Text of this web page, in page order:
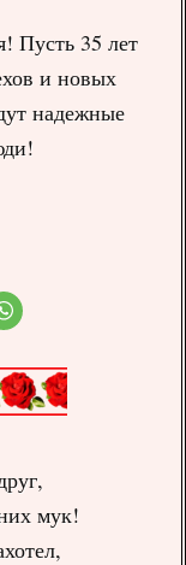
Пусть 35 лет
и новых
надежные
мук!